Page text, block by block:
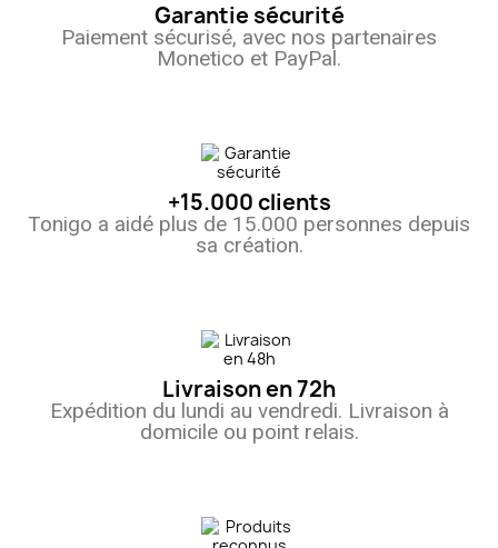
Garantie sécurité
Paiement sécurisé, avec nos partenaires
Monetico et PayPal.
+15.000 clients
Tonigo a aidé plus de 15.000 personnes depuis
sa création.
Livraison en 72h
Expédition du lundi au vendredi. Livraison à
domicile ou point relais.